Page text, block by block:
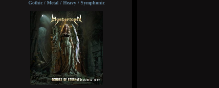
Gothic / Metal / Heavy / Symphonic